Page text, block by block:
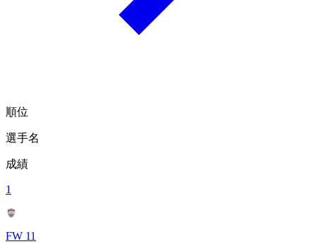
順位
選手名
成績
1
FW 11